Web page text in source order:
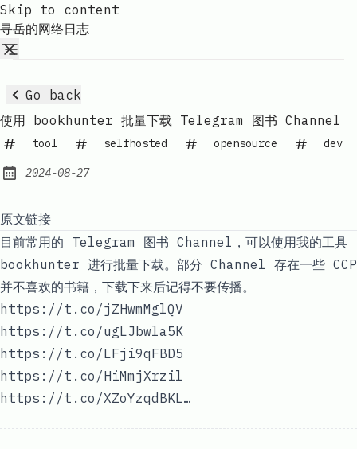
Skip to content
寻岳的网络日志
Go back
使用 bookhunter 批量下载 Telegram 图书 Channel
tool selfhosted opensource dev
Published:
2024-08-27
原文链接
目前常用的 Telegram 图书 Channel，可以使用我的工具
bookhunter 进行批量下载。部分 Channel 存在一些 CCP
并不喜欢的书籍，下载下来后记得不要传播。
https://t.co/jZHwmMglQV
https://t.co/ugLJbwla5K
https://t.co/LFji9qFBD5
https://t.co/HiMmjXrzil
https://t.co/XZoYzqdBKL…